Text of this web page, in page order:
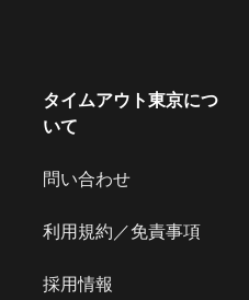
タイムアウト東京につ
いて
問い合わせ
利用規約／免責事項
採用情報